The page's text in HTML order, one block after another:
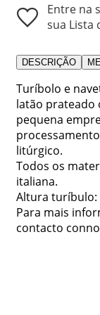
Entre na
sua Lista
DESCRIÇÃO
Turíbolo e
latão prateado
pequena
litúrgico.
Todos os
italiana.
Altura turíbulo:
Para mais
contacto